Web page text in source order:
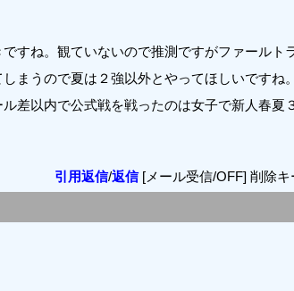
すね。観ていないので推測ですがファールト
まうので夏は２強以外とやってほしいですね
差以内で公式戦を戦ったのは女子で新人春夏
引用返信/返信[メール受信/OFF] 削除キ